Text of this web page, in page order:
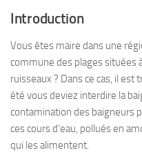
Introduction
Vous êtes maire dans une
commune des plages situées
ruisseaux ? Dans ce cas, il
été vous deviez interdire la
contamination des baigneurs
ces cours d‘eau, pollués en
qui les alimentent.